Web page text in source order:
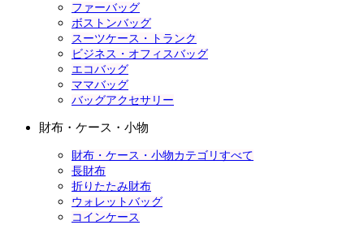
ファーバッグ
ボストンバッグ
スーツケース・トランク
ビジネス・オフィスバッグ
エコバッグ
ママバッグ
バッグアクセサリー
財布・ケース・小物
財布・ケース・小物カテゴリすべて
長財布
折りたたみ財布
ウォレットバッグ
コインケース